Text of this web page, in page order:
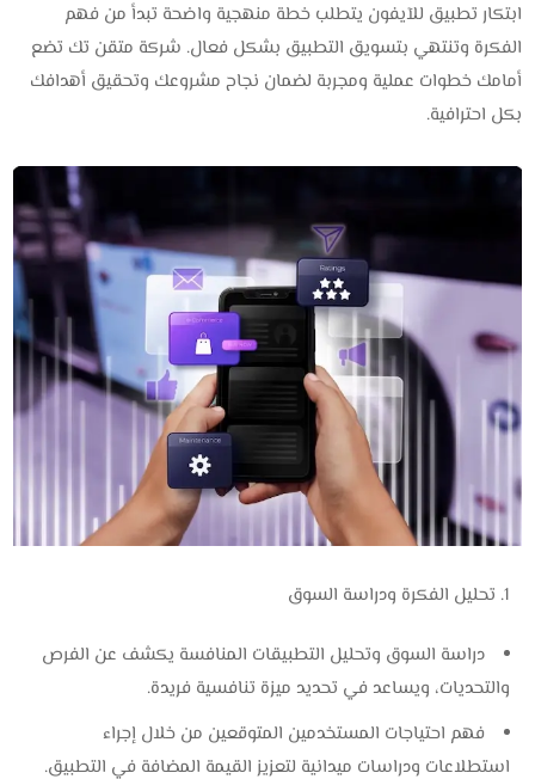
ابتكار تطبيق للآيفون يتطلب خطة منهجية واضحة تبدأ من فهم
الفكرة وتنتهي بتسويق التطبيق بشكل فعال. شركة متقن تك تضع
أمامك خطوات عملية ومجربة لضمان نجاح مشروعك وتحقيق أهدافك
بكل احترافية.
تحليل الفكرة ودراسة السوق
دراسة السوق وتحليل التطبيقات المنافسة يكشف عن الفرص
والتحديات، ويساعد في تحديد ميزة تنافسية فريدة.
فهم احتياجات المستخدمين المتوقعين من خلال إجراء
استطلاعات ودراسات ميدانية لتعزيز القيمة المضافة في التطبيق.